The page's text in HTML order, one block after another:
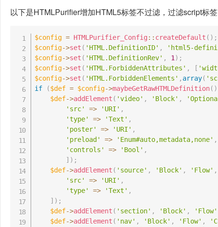
以下是HTMLPurifier增加HTML5标签不过滤，过滤script标
$config = HTMLPurifier_Config :: createDefault ( ) ;
$config->set ( 'HTML.DefinitionID' ,
'html5-
$config->set ( 'HTML.DefinitionRev' , 1 ) ;
$config->set ( 'HTML.ForbiddenAttributes' , [
$config->set ( 'HTML.ForbiddenElements' , array(
if
($def = $config->maybeGetRawHTMLDefinition( )
$def->addElement ( 'video' , 'Block' ,
'src'
=> 'URI' ,
'type'
=> 'Text' ,
'poster'
=> 'URI' ,
'preload'
=> 'Enum#auto,metadata,none' ,
'controls'
=> 'Bool' ,
] ) ;
$def->addElement ( 'source' , 'Block' , 'Flow' ,
'src'
=> 'URI' ,
'type'
=> 'Text' ,
] ) ;
$def->addElement ( 'section' , 'Block' , 'Flow'
$def->addElement ( 'nav' , 'Block' , 'Flow' ,